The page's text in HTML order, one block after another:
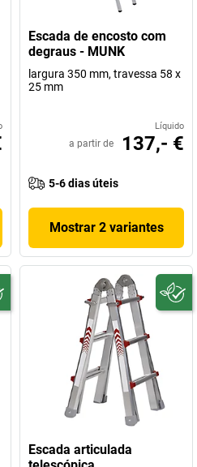
Escada de encosto com
degraus - MUNK
largura 350 mm, travessa 58 x
25 mm
Líquido
a partir de 137,- €
5-6 dias úteis
Mostrar 2 variantes
Escada articulada